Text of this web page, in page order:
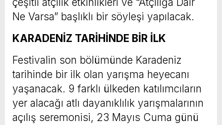
Ne Varsa” başlıklı bir söyleşi yapılacak.
KARADENİZ TARİHİNDE BİR İLK
Festivalin son bölümünde Karadeniz
tarihinde bir ilk olan yarışma heyecanı
yaşanacak. 9 farklı ülkeden katılımcıların
yer alacağı atlı dayanıklılık yarışmalarının
açılış seremonisi, 23 Mayıs Cuma günü